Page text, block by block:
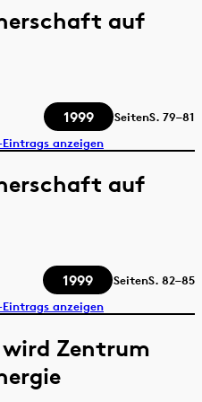
auf
1999 SeitenS. 79–81
anzeigen
auf
1999 SeitenS. 82–85
anzeigen
wird Zentrum